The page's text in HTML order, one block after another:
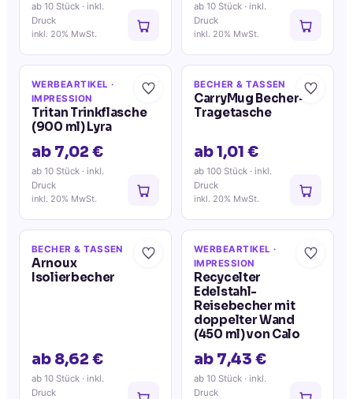
ab 10 Stück · inkl.
Druck
inkl. 20% MwSt.
ab 10 Stück · inkl.
Druck
inkl. 20% MwSt.
WERBEARTIKEL ·
IMPRESSION
Tritan Trinkflasche
(900 ml) Lyra
ab 7,02 €
ab 10 Stück · inkl.
Druck
inkl. 20% MwSt.
BECHER & TASSEN
CarryMug Becher-
Tragetasche
ab 1,01 €
ab 100 Stück · inkl.
Druck
inkl. 20% MwSt.
BECHER & TASSEN
Arnoux
Isolierbecher
ab 8,62 €
ab 10 Stück · inkl.
Druck
WERBEARTIKEL ·
IMPRESSION
Recycelter
Edelstahl-
Reisebecher mit
doppelter Wand
(450 ml) von Calo
ab 7,43 €
ab 10 Stück · inkl.
Druck